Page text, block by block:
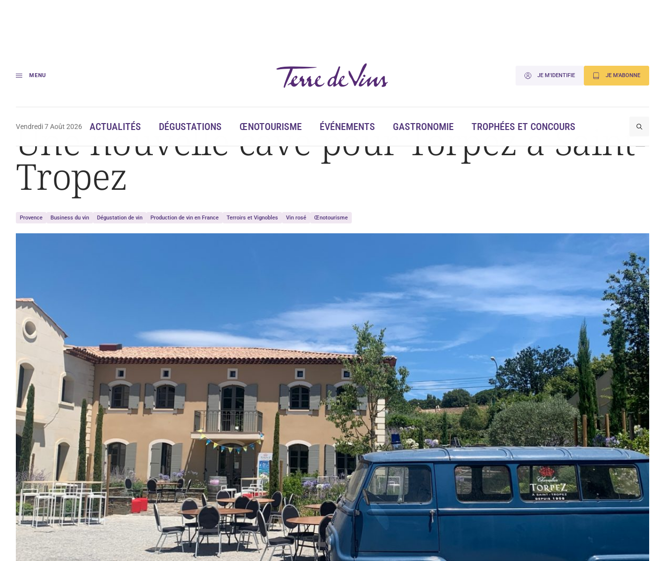
MENU JE M'IDENTIFIE JE M'ABONNE
Vendredi 7 Août 2026 ACTUALITÉS DÉGUSTATIONS ŒNOTOURISME ÉVÉNEMENTS GASTRONOMIE TROPHÉES ET CONCOURS
Accueil Une nouvelle cave pour Torpez à Saint-Tropez
Une nouvelle cave pour Torpez à Saint-
Tropez
Provence Business du vin Dégustation de vin Production de vin en France Terroirs et Vignobles Vin rosé Œnotourisme